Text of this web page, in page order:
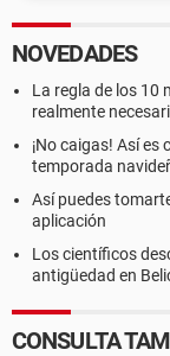
NOVEDADES
La regla de los 10
realmente
¡No caigas! Así
temporada
Así puedes
aplicación
Los científicos
antigüedad en
CONSULTA